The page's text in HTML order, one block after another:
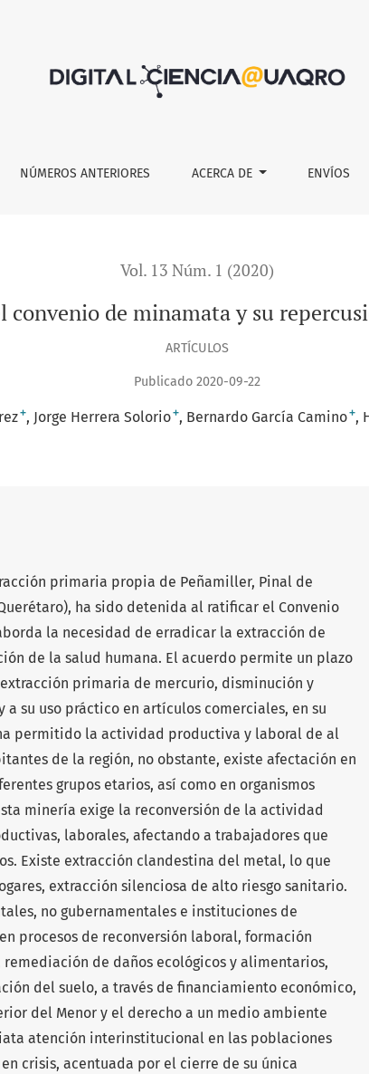
y su repercusion en el interés superior del
NÚMEROS ANTERIORES ACERCA DE ENVÍOS
Vol. 13 Núm. 1 (2020)
de minamata y su
ARTÍCULOS
Publicado 2020-09-22
+ Jorge Herrera Solorio+ Bernardo García Camino+
primaria propia de Peñamiller, Pinal de
ha sido detenida al ratificar el Convenio
la necesidad de erradicar la extracción de
de la salud humana. El acuerdo permite un plazo
primaria de mercurio, disminución y
su uso práctico en artículos comerciales, en su
permitido la actividad productiva y laboral de al
de la región, no obstante, existe afectación en
grupos etarios, así como en organismos
minería exige la reconversión de la actividad
laborales, afectando a trabajadores que
Existe extracción clandestina del metal, lo que
extracción silenciosa de alto riesgo sanitario.
no gubernamentales e instituciones de
procesos de reconversión laboral, formación
de daños ecológicos y alimentarios,
del suelo, a través de financiamiento económico,
del Menor y el derecho a un medio ambiente
atención interinstitucional en las poblaciones
crisis, acentuada por el cierre de su única